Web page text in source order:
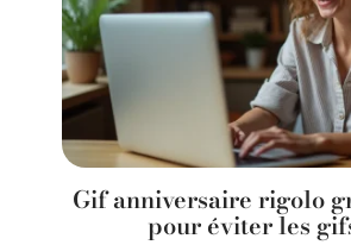
Gif anniversaire rigolo
pour éviter les